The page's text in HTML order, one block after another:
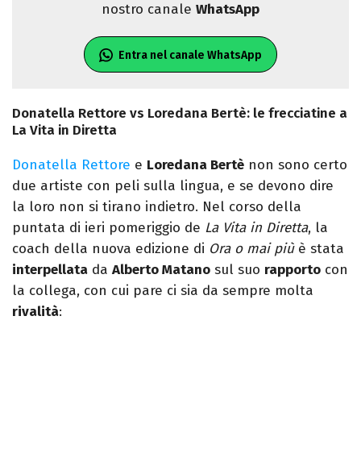
nostro canale WhatsApp
Entra nel canale WhatsApp
Donatella Rettore vs Loredana Bertè: le frecciatine a
La Vita in Diretta
Donatella Rettore e Loredana Bertè non sono certo
due artiste con peli sulla lingua, e se devono dire
la loro non si tirano indietro. Nel corso della
puntata di ieri pomeriggio de La Vita in Diretta, la
coach della nuova edizione di Ora o mai piùè stata
interpellata da Alberto Matano sul suo rapporto con
la collega, con cui pare ci sia da sempre molta
rivalità: